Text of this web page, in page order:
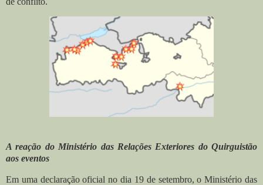
A reação do Ministério das Relações Exteriores do Quirguistão
aos eventos
Em uma declaração oficial no dia 19 de setembro, o Ministério das